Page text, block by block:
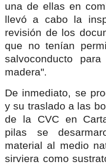
una de ellas en
llevó a cabo la
revisión de los
que no tenían
salvoconducto
madera".
De inmediato, se
y su traslado a las
de la CVC en
pilas se
material al medio
sirviera como